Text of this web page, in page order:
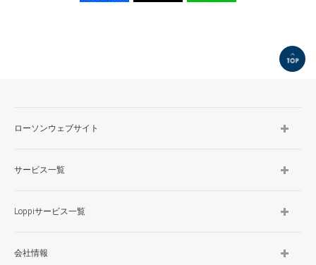
南幌町中央
ローソンウェブサイト
サービス一覧
Loppiサービス一覧
会社情報